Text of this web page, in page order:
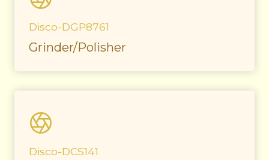
Disco-DGP8761
Grinder/Polisher
Disco-DCS141